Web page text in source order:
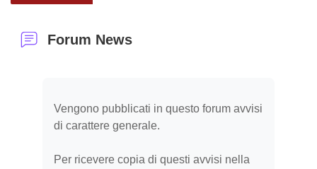
Forum News
Vengono pubblicati in questo forum avvisi
di carattere generale.
Per ricevere copia di questi avvisi nella